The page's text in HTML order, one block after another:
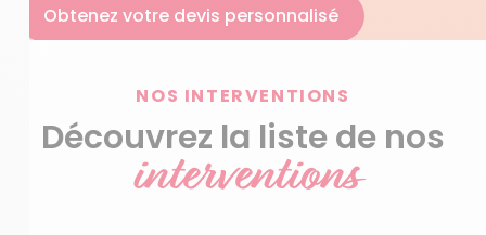
Obtenez votre devis personnalisé
NOS INTERVENTIONS
Découvrez la liste de nos
interventions